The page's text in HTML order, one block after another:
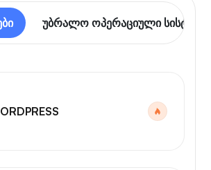
უბრალო ოპერაციული სისტემა